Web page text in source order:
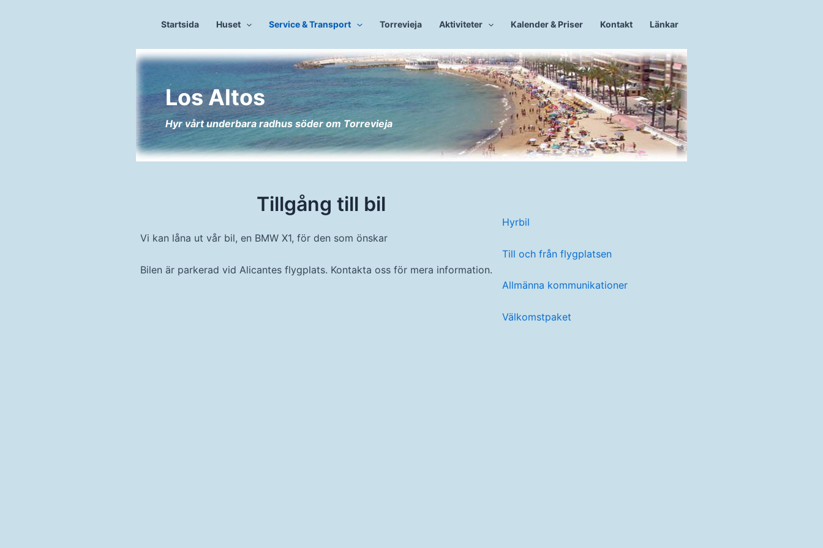
Startsida Huset Service & Transport Torrevieja Aktiviteter Kalender & Priser Kontakt Länkar
Los Altos
Hyr vårt underbara radhus söder om Torrevieja
Tillgång till bil
Vi kan låna ut vår bil, en BMW X1, för den som önskar
Bilen är parkerad vid Alicantes flygplats. Kontakta oss för mera information.
Hyrbil
Till och från flygplatsen
Allmänna kommunikationer
Välkomstpaket